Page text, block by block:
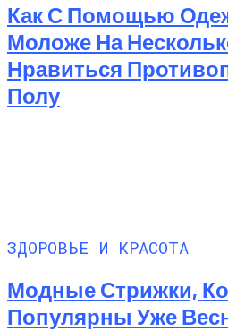
Как С Помощью
Моложе На
Нравиться
Полу
ЗДОРОВЬЕ И КРАСОТА
Модные Стрижки,
Популярны Уже